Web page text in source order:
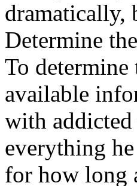
dramatically,
Determine
To
available
with
everything
for how long